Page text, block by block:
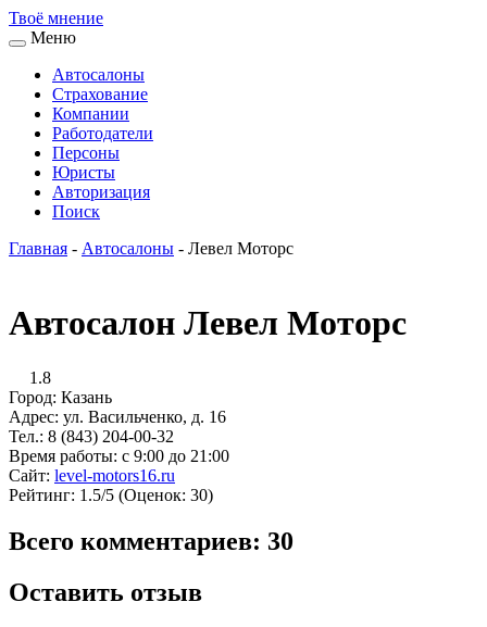
Твоё мнение
Меню
Автосалоны
Страхование
Компании
Работодатели
Персоны
Юристы
Авторизация
Поиск
Главная - Автосалоны - Левел Моторс
Автосалон Левел Моторс
1.8
Город: Казань
Адрес: ул. Васильченко, д. 16
Тел.: 8 (843) 204-00-32
Время работы: с 9:00 до 21:00
Сайт: level-motors16.ru
Рейтинг: 1.5/5 (Оценок: 30)
Всего комментариев: 30
Оставить отзыв